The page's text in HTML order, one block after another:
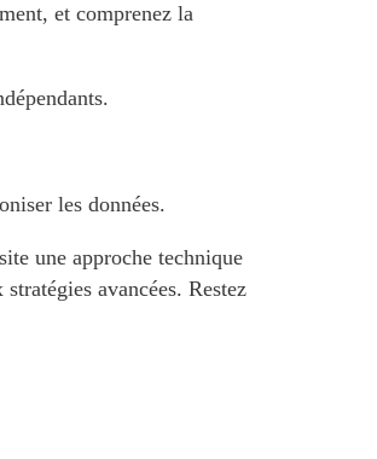
et comprenez la
les données.
une approche technique
avancées. Restez